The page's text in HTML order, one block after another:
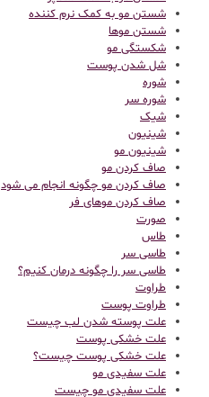
شستن مو به کمک نرم کننده
شستن موها
شکستگی مو
شل شدن پوست
شوره
شوره سر
شیک
شینیون
شینیون مو
صاف کردن مو
صاف کردن مو چگونه انجام می شود
صاف کردن موهای فر
صورت
طاس
طاسی سر
طاسی سر را چگونه درمان کنیم؟
طراوت
طراوت پوست
علت پوسته شدن لب چیست
علت خشکی پوست
علت خشکی پوست چیست؟
علت سفیدی مو
علت سفیدی مو چیست